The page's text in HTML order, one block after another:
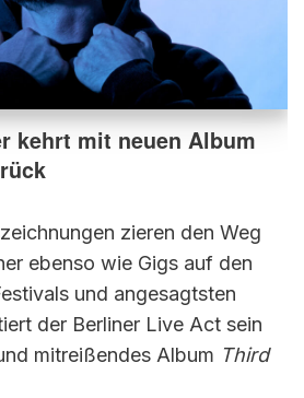
kehrt mit neuen Album
zieren den Weg
ebenso wie Gigs auf den
und angesagtsten
der Berliner Live Act sein
mitreißendes Album Third